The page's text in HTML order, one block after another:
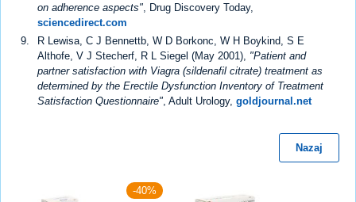
on adherence aspects" , Drug Discovery Today,
sciencedirect.com
R Lewisa, C J Bennettb, W D Borkonc, W H Boykind, S E
Althofe, V J Stecherf, R L Siegel (May 2001), "Patient and
partner satisfaction with Viagra (sildenafil citrate) treatment as
determined by the Erectile Dysfunction Inventory of Treatment
Satisfaction Questionnaire" , Adult Urology, goldjournal.net
Nazaj
-40%